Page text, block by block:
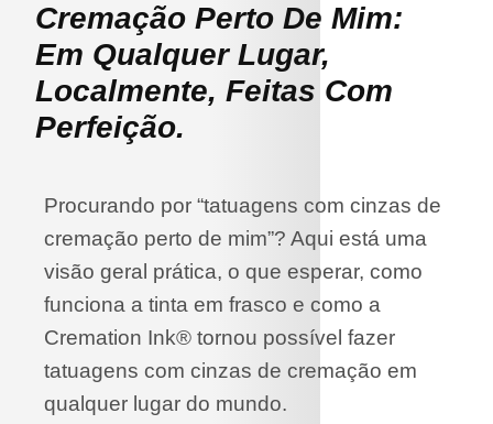
Cremação Perto De Mim:
Em Qualquer Lugar,
Localmente, Feitas Com
Perfeição.
Procurando por “tatuagens com cinzas de
cremação perto de mim”? Aqui está uma
visão geral prática, o que esperar, como
funciona a tinta em frasco e como a
Cremation Ink® tornou possível fazer
tatuagens com cinzas de cremação em
qualquer lugar do mundo.